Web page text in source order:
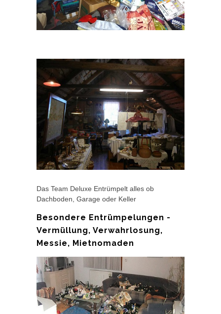
Das Team Deluxe Entrümpelt alles ob
Dachboden, Garage oder Keller
Besondere Entrümpelungen -
Vermüllung, Verwahrlosung,
Messie, Mietnomaden